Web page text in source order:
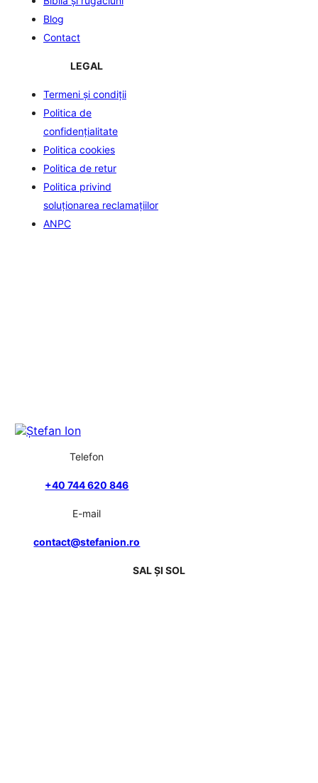
Blog
Contact
LEGAL
Termeni și condiții
Politica de
confidenţialitate
Politica cookies
Politica de retur
Politica privind
soluționarea reclamațiilor
ANPC
Telefon
+40 744 620 846
E-mail
contact@stefanion.ro
SAL ȘI SOL